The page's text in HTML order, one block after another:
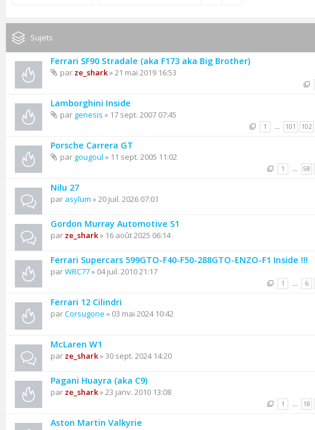
Sujets
Ferrari SF90 Stradale (aka F173 aka Big Brother)
par ze_shark» 21 mai 2019 16:53
Lamborghini Inside
par genesis » 17 sept. 2007 07:45
1 … 101 102
Porsche Carrera GT
par gougoul » 11 sept. 2005 11:02
1 … 58
Nilu 27
par asylum » 20 juil. 2026 07:01
Gordon Murray Automotive S1
par ze_shark» 16 août 2025 06:14
Ferrari Supercars 599GTO-F40-F50-288GTO-ENZO-F1 Inside !!!
parWRC77» 04 juil. 2010 21:17
1 … 6
Ferrari 12 Cilindri
parCorsugone » 03 mai 2024 10:42
McLaren W1
par ze_shark» 30 sept. 2024 14:20
Pagani Huayra (aka C9)
par ze_shark» 23 janv. 2010 13:08
1 … 18
Aston Martin Valkyrie